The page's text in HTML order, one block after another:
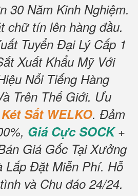
30 Năm Kinh Nghiệm.
chữ tín lên hàng đầu.
Tuyển Đại Lý Cấp 1
Xuất Khẩu Mỹ Với
Nổi Tiếng Hàng
Trên Thế Giới. Ưu
Két Sắt WELKO. Đảm
Giá Cực SOCK+
Giá Gốc Tại Xưởng
Lắp Đặt Miễn Phí. Hỗ
và Chu đáo 24/24.